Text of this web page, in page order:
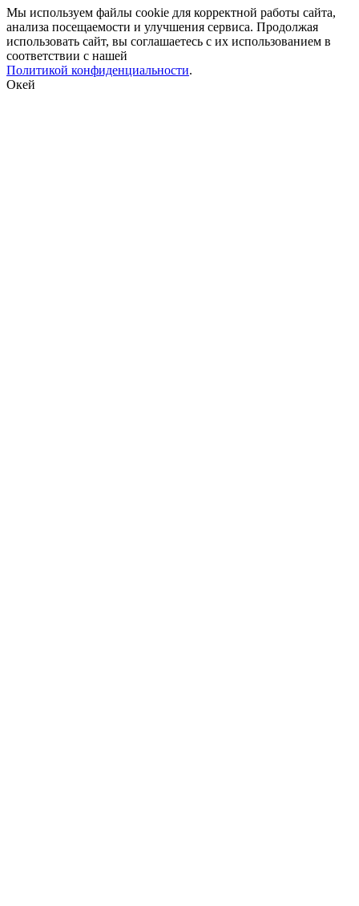
Мы используем файлы cookie для корректной работы сайта,
анализа посещаемости и улучшения сервиса. Продолжая
использовать сайт, вы соглашаетесь с их использованием в
соответствии с нашей
Политикой конфиденциальности.
Окей